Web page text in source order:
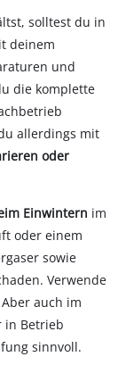
solltest du in
deinem
und
die komplette
allerdings mit
oder
Einwintern im
oder einem
sowie
Verwende
auch im
in Betrieb
sinnvoll.